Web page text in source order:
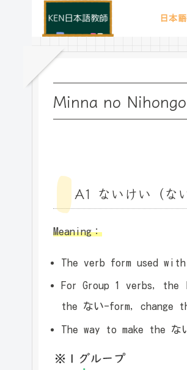
日本
Minna no
A1 ないけい（な
Meaning：
The verb form used
For Group 1 verbs,
the ない-form,
The way to make the